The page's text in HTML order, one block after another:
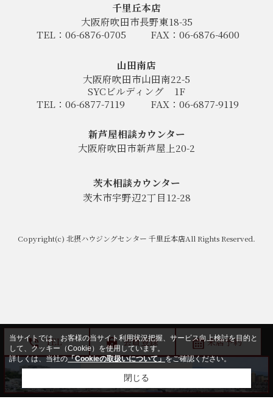
千里丘本店
大阪府吹田市長野東18-35
TEL：06-6876-0705
FAX：06-6876-4600
山田南店
大阪府吹田市山田南22-5
SYCビルディング
1F
TEL：06-6877-7119
FAX：06-6877-9119
新芦屋相談カウンター
大阪府吹田市新芦屋上20-2
茨木相談カウンター
茨木市宇野辺2丁目12-28
Copyright(c) 北摂ハウジングセンター 千里丘本店All Rights Reserved.
TEL 会員登録 来店予約
当サイトでは、お客様の当サイト利用状況把握、サービス向上検討を目的と
して、クッキー（Cookie）を使用しています。
詳しくは、当社の「Cookieの取扱いについて」をご確認ください。
閉じる